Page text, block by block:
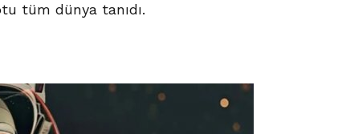
tüm dünya tanıdı.